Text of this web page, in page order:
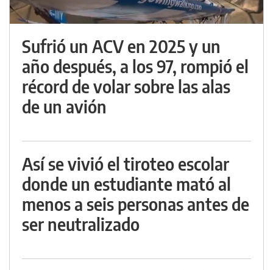
Sufrió un ACV en 2025 y un
año después, a los 97, rompió el
récord de volar sobre las alas
de un avión
Así se vivió el tiroteo escolar
donde un estudiante mató al
menos a seis personas antes de
ser neutralizado